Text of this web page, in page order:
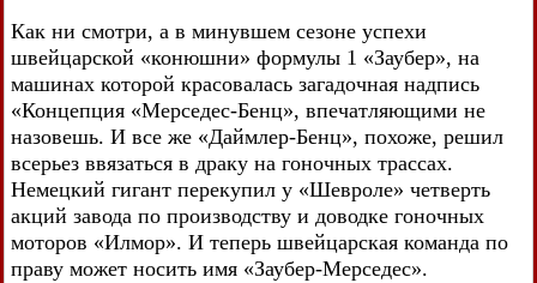
Как ни смотри, а в минувшем сезоне успехи
швейцарской «конюшни» формулы 1 «Заубер», на
машинах которой красовалась загадочная надпись
«Концепция «Мерседес-Бенц», впечатляющими не
назовешь. И все же «Даймлер-Бенц», похоже, решил
всерьез ввязаться в драку на гоночных трассах.
Немецкий гигант перекупил у «Шевроле» четверть
акций завода по производству и доводке гоночных
моторов «Илмор». И теперь швейцарская команда по
праву может носить имя «Заубер-Мерседес».